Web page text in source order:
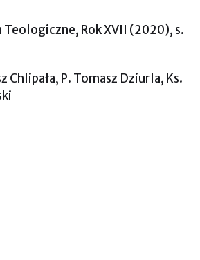
Teologiczne, Rok XVII (2020), s.
Chlipała, P. Tomasz Dziurla, Ks.